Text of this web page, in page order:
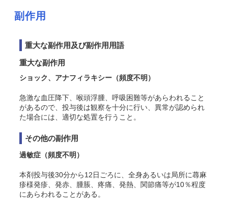
副作用
重大な副作用及び副作用用語
重大な副作用
ショック、アナフィラキシー （頻度不明）
急激な血圧降下、喉頭浮腫、呼吸困難等があらわれること
があるので、投与後は観察を十分に行い、異常が認められ
た場合には、適切な処置を行うこと 。
その他の副作用
過敏症 （頻度不明）
本剤投与後30分から12日ごろに、全身あるいは局所に蕁麻
疹様発疹、発赤、腫脹、疼痛、発熱、関節痛等が10％程度
にあらわれることがある 。